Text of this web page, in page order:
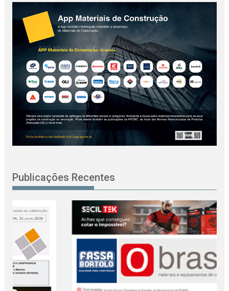
Publicações Recentes